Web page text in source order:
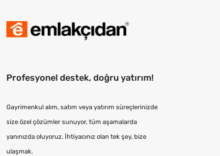
Profesyonel destek, doğru yatırım!
Gayrimenkul alım, satım veya yatırım süreçlerinizde
size özel çözümler sunuyor, tüm aşamalarda
yanınızda oluyoruz. İhtiyacınız olan tek şey, bize
ulaşmak.